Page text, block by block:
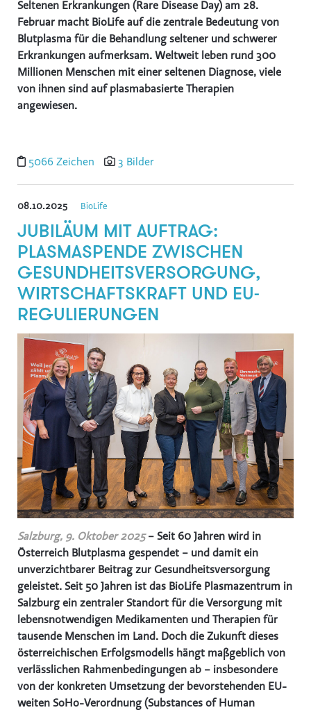
Reiters Reserve
Schultz Gruppe
TVB Ferienregion Fügen-Kaltenbach im Zillertal
TYROLIT
SWACRIT systems
(f)acts p8 digital
Tiroler Gebietskrankenkasse
IWO - Institut für Wärme und Öltechnik
z.l.ö. - zukunft.lehre.österreich.
VOLKSBANK
SPARDA-BANK
Mozart
Hochriegl
Eurest
Purina
White Claw
Top Spirit
Personalshop
Rohrdorfer
P.M. Mounier
Eccovia
ALPS RESORTS
Hotel Zur Wiener Staatsoper
Sinnmacher
TRINERGY
Global Sustainability Ski Alliance
International Student House (in's)
Windkraft Simonsfeld AG
Seltenen Erkrankungen (Rare Disease Day) am 28.
Februar macht BioLife auf die zentrale Bedeutung von
Blutplasma für die Behandlung seltener und schwerer
Erkrankungen aufmerksam. Weltweit leben rund 300
Millionen Menschen mit einer seltenen Diagnose, viele
von ihnen sind auf plasmabasierte Therapien
angewiesen.
5066 Zeichen 3 Bilder
08.10.2025 BioLife
JUBILÄUM MIT AUFTRAG:
PLASMASPENDE ZWISCHEN
GESUNDHEITSVERSORGUNG,
WIRTSCHAFTSKRAFT UND EU-
REGULIERUNGEN
Salzburg, 9. Oktober 2025– Seit 60 Jahren wird in
Österreich Blutplasma gespendet – und damit ein
unverzichtbarer Beitrag zur Gesundheitsversorgung
geleistet. Seit 50 Jahren ist das BioLife Plasmazentrum in
Salzburg ein zentraler Standort für die Versorgung mit
lebensnotwendigen Medikamenten und Therapien für
tausende Menschen im Land. Doch die Zukunft dieses
österreichischen Erfolgsmodells hängt maßgeblich von
verlässlichen Rahmenbedingungen ab – insbesondere
von der konkreten Umsetzung der bevorstehenden EU-
weiten SoHo-Verordnung (Substances of Human